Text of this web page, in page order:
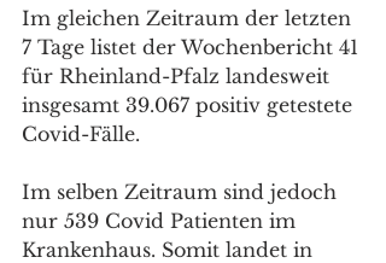
Im gleichen Zeitraum der letzten
7 Tage listet der Wochenbericht 41
für Rheinland-Pfalz landesweit
insgesamt 39.067 positiv getestete
Covid-Fälle.
Im selben Zeitraum sind jedoch
nur 539 Covid Patienten im
Krankenhaus. Somit landet in